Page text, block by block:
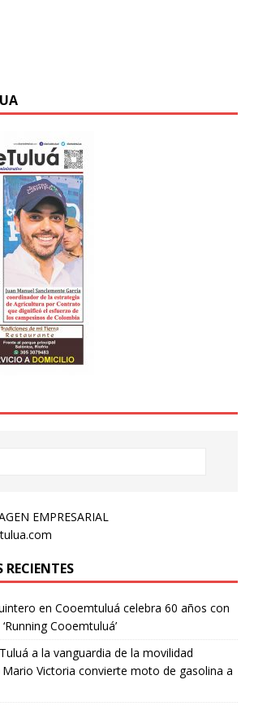
EMPRESARIAL
en Cooemtuluá celebra 60 años con
Cooemtuluá’
Tuluá a la vanguardia de la movilidad
Victoria convierte moto de gasolina a